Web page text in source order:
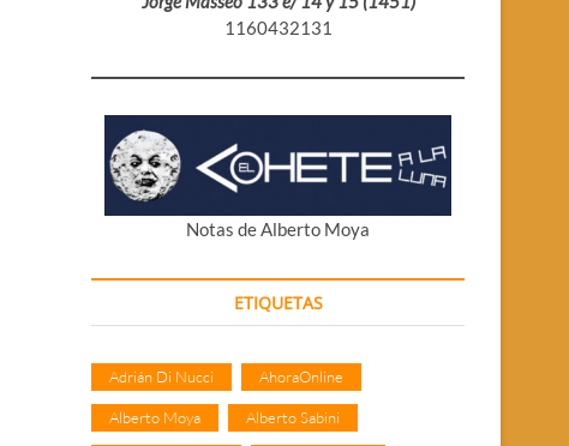
1160432131
Notas de Alberto Moya
ETIQUETAS
Adrián Di Nucci AhoraOnline
Alberto Moya Alberto Sabini